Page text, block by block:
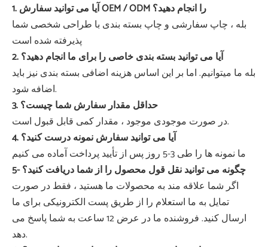
1. آیا می توانید سفارش OEM / ODM را انجام دهید؟
بله ، چاپ سفارشی و چاپ بسته بندی با طراحی شخصی شما
پذیرفته شده است
2. آیا می توانید بسته بندی خاصی را برای ما انجام دهید؟
بله ما میتوانیم. اما بر این اساس هزینه اضافی بسته بندی نیز باید
اضافه شود.
3. حداقل مقدار سفارش شما چیست؟
در صورت موجودی موجود ، مقدار کمی قابل قبول است.
4. آیا می توانید سفارش نمونه درست کنید؟
ما نمونه ها را طی 3-5 روز پس از تأیید پرداخت آماده می کنیم
5- چگونه می توانید نقل قول محصول را از شما دریافت کنید؟
اگر شما علاقه مند به محصولات ما هستید ، فقط در صورت
تمایل به ما استعلام را از طریق پست الکترونیکی برای ما
ارسال کنید. فروشنده ما در عرض 12 ساعت به شما پاسخ می
دهد.